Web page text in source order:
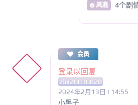
@ 风逍 4个剧
会员
登录以回复
zbx20030828
2024年2月13日 | 14:55
小黑子